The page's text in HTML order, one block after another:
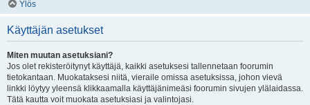
Ylös
Käyttäjän asetukset
Miten muutan asetuksiani?
Jos olet rekisteröitynyt käyttäjä, kaikki asetuksesi tallennetaan foorumin
tietokantaan. Muokataksesi niitä, vieraile omissa asetuksissa, johon vievä
linkki löytyy yleensä klikkaamalla käyttäjänimeäsi foorumin sivujen ylälaidassa.
Tätä kautta voit muokata asetuksiasi ja valintojasi.